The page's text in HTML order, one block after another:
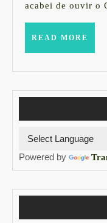
acabei de ouvir o
READ MORE
Powered by